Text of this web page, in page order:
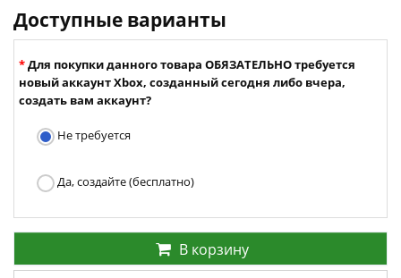
Доступные варианты
Для покупки данного товара ОБЯЗАТЕЛЬНО требуется
новый аккаунт Xbox, созданный сегодня либо вчера,
создать вам аккаунт?
Не требуется
Да, создайте (бесплатно)
В корзину